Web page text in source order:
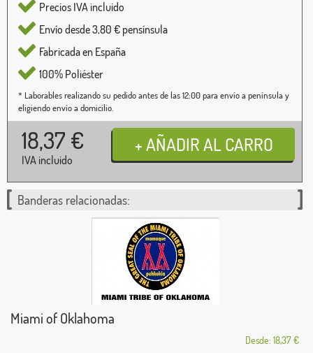
Precios IVA incluido
Envío desde 3,80 € pensínsula
Fabricada en España
100% Poliéster
* Laborables realizando su pedido antes de las 12:00 para envío a península y
eligiendo envío a domicilio.
18,37 €
IVA incluido
Banderas relacionadas:
Miami of Oklahoma
Desde: 18,37 €